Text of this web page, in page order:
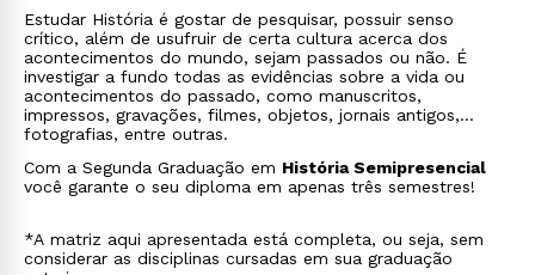
Estudar História é gostar de pesquisar, possuir senso
crítico, além de usufruir de certa cultura acerca dos
acontecimentos do mundo, sejam passados ou não. É
investigar a fundo todas as evidências sobre a vida ou
acontecimentos do passado, como manuscritos,
impressos, gravações, filmes, objetos, jornais antigos,
fotografias, entre outras.
Com a Segunda Graduação em História Semipresencial
você garante o seu diploma em apenas três semestres!
*A matriz aqui apresentada está completa, ou seja, sem
considerar as disciplinas cursadas em sua graduação